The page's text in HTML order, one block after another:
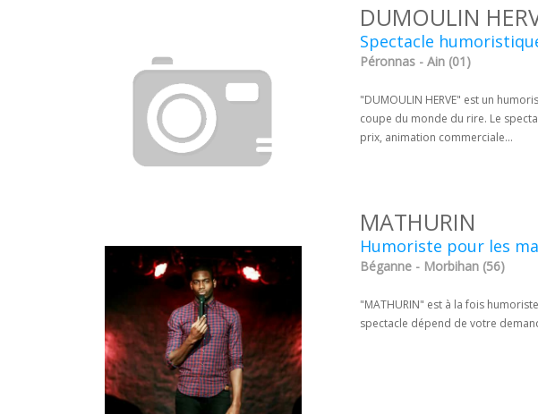
DUMOULIN
Spectacle
Péronnas - Ain (01)
"DUMOULIN HERVE" est un
coupe du monde du rire. Le
prix, animation commerciale...
MATHURIN
Humoriste pour les
Béganne - Morbihan (56)
"MATHURIN" est à la fois
spectacle dépend de votre